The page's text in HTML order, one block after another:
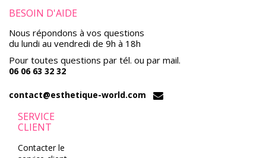
BESOIN D'AIDE
Nous répondons à vos questions
du lundi au vendredi de 9h à 18h
Pour toutes questions par tél. ou par mail.
06 06 63 32 32
contact@esthetique-world.com
SERVICE
CLIENT
Contacter le